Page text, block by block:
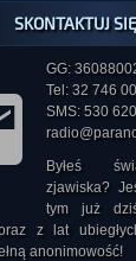
SKONTAKTUJ
GG:
Tel: 32 746
SMS: 530
Byłeś
zjawiska?
tym już
oraz z lat
anonimowość!